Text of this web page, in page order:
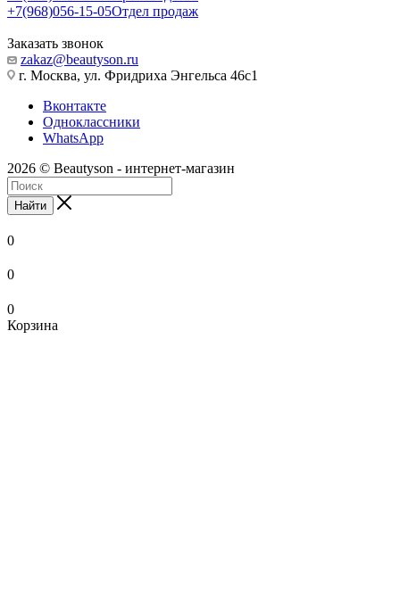
+7(968)056-15-05Отдел продаж
Заказать звонок
zakaz@beautyson.ru
г. Москва, ул. Фридриха Энгельса 46с1
Вконтакте
Одноклассники
WhatsApp
2026 © Beautyson - интернет-магазин
Найти
0
0
0
Корзина